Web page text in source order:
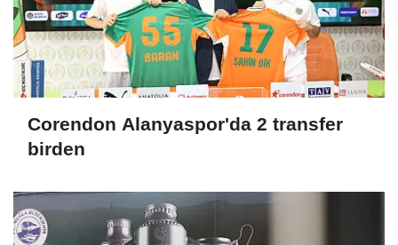
Corendon Alanyaspor'da 2 transfer
birden